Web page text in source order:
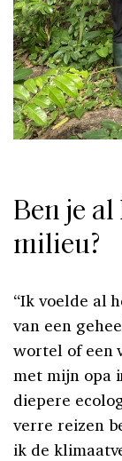
Ben je
milieu?
“Ik voelde al
van een
wortel of een
met mijn opa
diepere
verre reizen
ik de